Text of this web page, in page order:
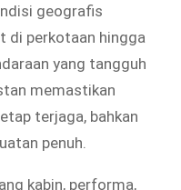
geografis
di perkotaan hingga
yang tangguh
memastikan
terjaga, bahkan
penuh.
kabin, performa,